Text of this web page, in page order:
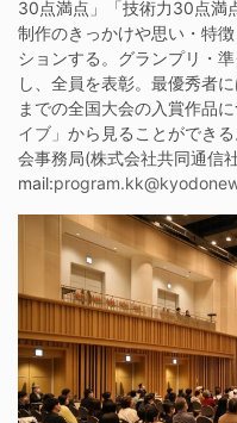
30点満点」「技術力30点満
制作のきっかけや思い・特
ションする。グランプリ・
し、全員を表彰。最優秀者
までの全国大会の入賞作品
イブ」 から見ることができ
会事務局(株式会社共同通信
mail: